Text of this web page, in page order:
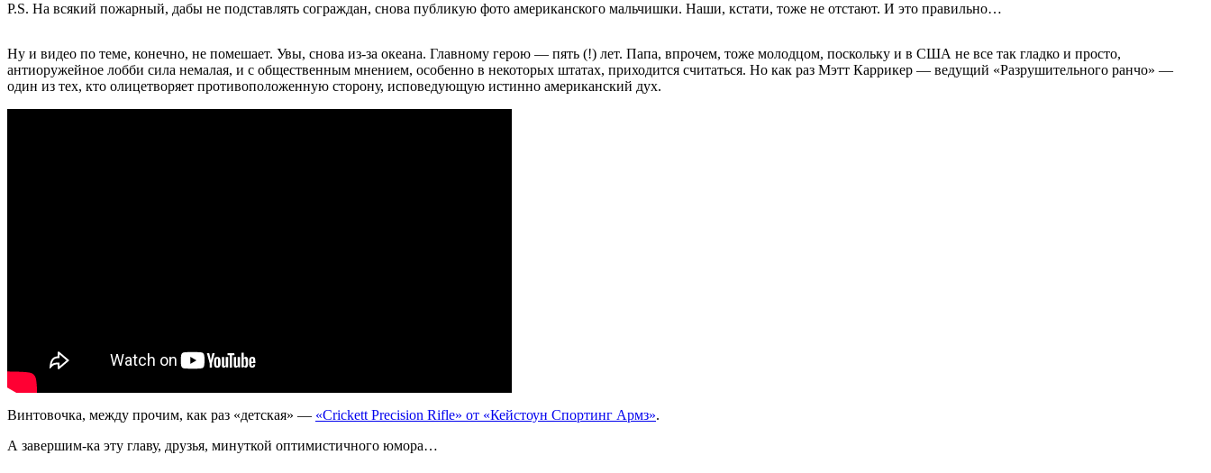
P.S. На всякий пожарный, дабы не подставлять сограждан, снова публикую фото американского мальчишки. Наши, кстати, тоже не отстают. И это правильно…
Ну и видео по теме, конечно, не помешает. Увы, снова из-за океана. Главному герою — пять (!) лет. Папа, впрочем, тоже молодцом, поскольку и в США не все так гладко и просто,
антиоружейное лобби сила немалая, и с общественным мнением, особенно в некоторых штатах, приходится считаться. Но как раз Мэтт Каррикер — ведущий «Разрушительного ранчо» —
один из тех, кто олицетворяет противоположенную сторону, исповедующую истинно американский дух.
Винтовочка, между прочим, как раз «детская» — «Crickett Precision Rifle» от «Кейстоун Спортинг Армз».
А завершим-ка эту главу, друзья, минуткой оптимистичного юмора…